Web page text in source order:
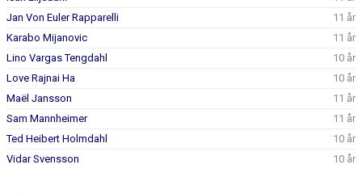
Jan Von Euler Rapparelli
11 år
Karabo Mijanovic
11 år
Lino Vargas Tengdahl
10 år
Love Rajnai Ha
10 år
Maël Jansson
11 år
Sam Mannheimer
11 år
Ted Heibert Holmdahl
10 år
Vidar Svensson
10 år